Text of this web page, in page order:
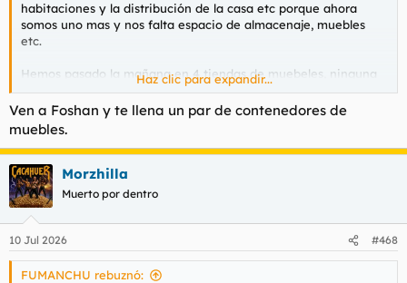
habitaciones y la distribución de la casa etc porque ahora
somos uno mas y nos falta espacio de almacenaje, muebles
etc.
Hemos pasado la mañana en 4 tiendas de muebeles, ninguna
Ikea. Menuda mierda de todo joder. Las únicas cosas medio
decentes ya son tiendas de rango alto y te soplan un pastizal.
Total, he empezado a buscar cosas a traves de chatgpt y me he
apuntado a un curso de ebanistería con la suerte que el taller
esta a 13 minutos de mi casa y a 6 del trabajo.
Me he acordado de @moderador incognito un huevo y parte
del otro, alguien sabe algo de él y como le va en su vida de
dejarlo todo y dedicarse a la ebanisteria?
Haz clic para expandir...
Ven a Foshan y te llena un par de contenedores de
muebles.
Morzhilla
Muerto por dentro
10 Jul 2026 #468
FUMANCHU rebuznó: